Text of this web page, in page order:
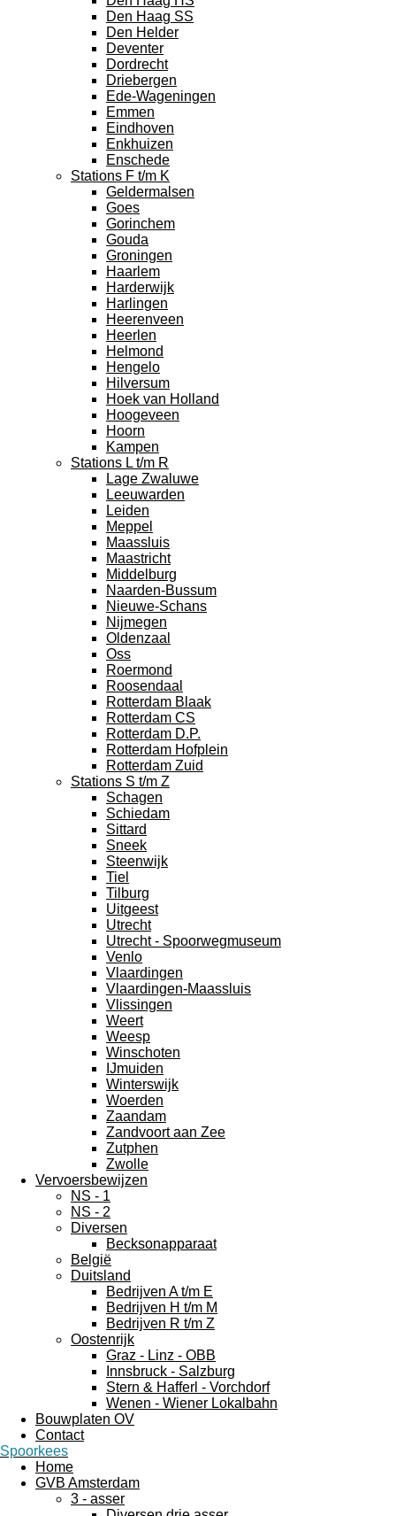
Den Haag SS
Den Helder
Deventer
Dordrecht
Driebergen
Ede-Wageningen
Emmen
Eindhoven
Enkhuizen
Enschede
Stations F t/m K
Geldermalsen
Goes
Gorinchem
Gouda
Groningen
Haarlem
Harderwijk
Harlingen
Heerenveen
Heerlen
Helmond
Hengelo
Hilversum
Hoek van Holland
Hoogeveen
Hoorn
Kampen
Stations L t/m R
Lage Zwaluwe
Leeuwarden
Leiden
Meppel
Maassluis
Maastricht
Middelburg
Naarden-Bussum
Nieuwe-Schans
Nijmegen
Oldenzaal
Oss
Roermond
Roosendaal
Rotterdam Blaak
Rotterdam CS
Rotterdam D.P.
Rotterdam Hofplein
Rotterdam Zuid
Stations S t/m Z
Schagen
Schiedam
Sittard
Sneek
Steenwijk
Tiel
Tilburg
Uitgeest
Utrecht
Utrecht - Spoorwegmuseum
Venlo
Vlaardingen
Vlaardingen-Maassluis
Vlissingen
Weert
Weesp
Winschoten
IJmuiden
Winterswijk
Woerden
Zaandam
Zandvoort aan Zee
Zutphen
Zwolle
Vervoersbewijzen
NS - 1
NS - 2
Diversen
Becksonapparaat
België
Duitsland
Bedrijven A t/m E
Bedrijven H t/m M
Bedrijven R t/m Z
Oostenrijk
Graz - Linz - OBB
Innsbruck - Salzburg
Stern & Hafferl - Vorchdorf
Wenen - Wiener Lokalbahn
Bouwplaten OV
Contact
Spoorkees
Home
GVB Amsterdam
3 - asser